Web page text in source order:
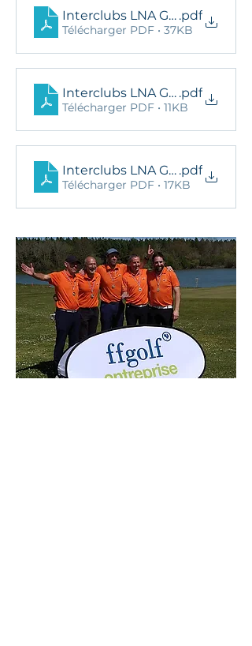
Interclubs LNA GE Div2B
.pdf
Télécharger PDF • 37KB
Interclubs LNA GE Div2B finale
.pdf
Télécharger PDF • 11KB
Interclubs LNA GE Div2B
.pdf
Télécharger PDF • 17KB